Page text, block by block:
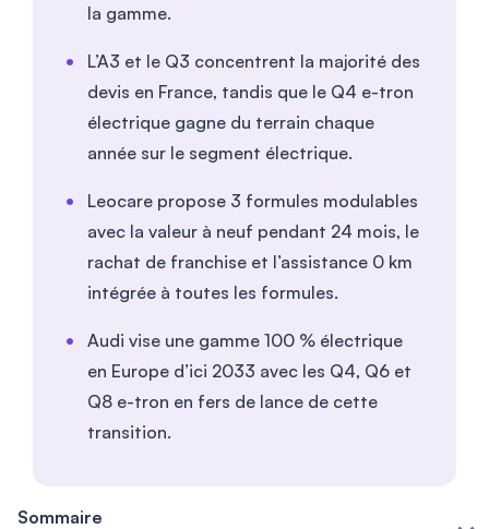
la gamme.
L’A3 et le Q3 concentrent la majorité des
devis en France, tandis que le Q4 e-tron
électrique gagne du terrain chaque
année sur le segment électrique.
Leocare propose 3 formules modulables
avec la valeur à neuf pendant 24 mois, le
rachat de franchise et l’assistance 0 km
intégrée à toutes les formules.
Audi vise une gamme 100 % électrique
en Europe d’ici 2033 avec les Q4, Q6 et
Q8 e-tron en fers de lance de cette
transition.
Sommaire